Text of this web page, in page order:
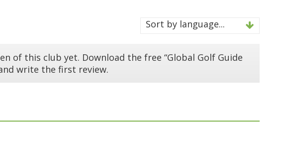
Sort by language...
of this club yet. Download the free “Global Golf Guide
write the first review.